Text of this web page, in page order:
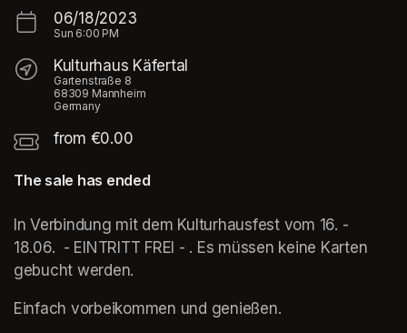
06/18/2023
Sun 6:00 PM
Kulturhaus Käfertal
Gartenstraße 8
68309 Mannheim
Germany
from €0.00
The sale has ended
(opens in a new tab)
(opens in a new tab)
(opens in a new tab)
In Verbindung mit dem Kulturhausfest vom 16. -
18.06.  - EINTRITT FREI - . Es müssen keine Karten
gebucht werden.
Einfach vorbeikommen und genießen.